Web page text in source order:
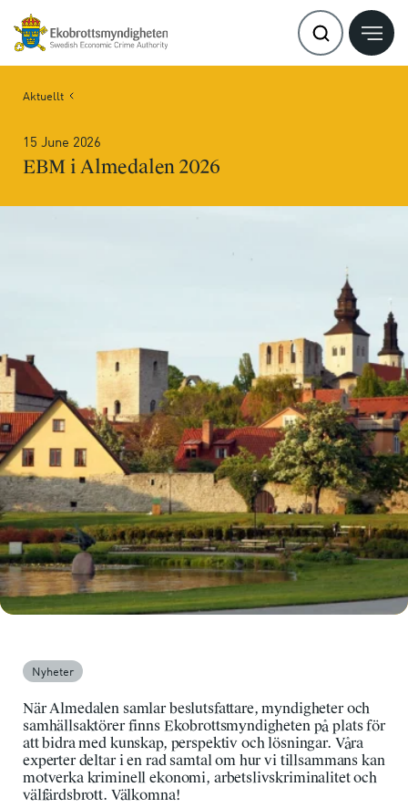
Aktuellt
15 June 2026
EBM i Almedalen 2026
Nyheter
När Almedalen samlar beslutsfattare, myndigheter och
samhällsaktörer finns Ekobrottsmyndigheten på plats för
att bidra med kunskap, perspektiv och lösningar. Våra
experter deltar i en rad samtal om hur vi tillsammans kan
motverka kriminell ekonomi, arbetslivskriminalitet och
välfärdsbrott. Välkomna!